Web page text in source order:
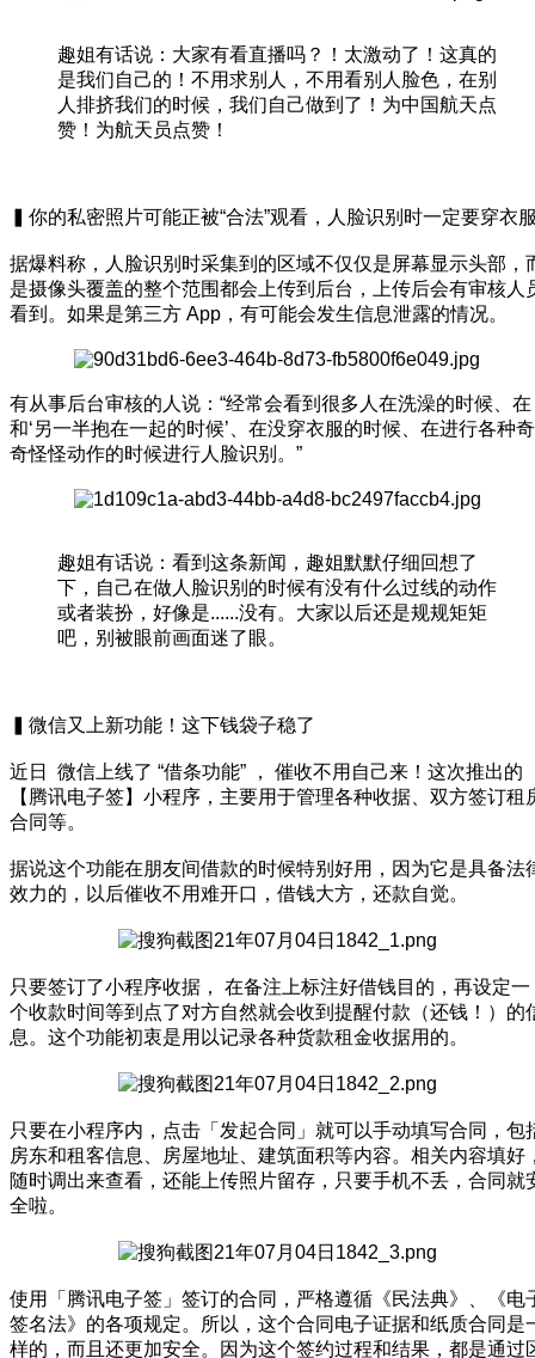
趣姐有话说：大家有看直播吗？！太激动了！这真的
是我们自己的！不用求别人，不用看别人脸色，在别
人排挤我们的时候，我们自己做到了！为中国航天点
赞！为航天员点赞！
▍你的私密照片可能正被“合法”观看，人脸识别时一定要穿衣
据爆料称，人脸识别时采集到的区域不仅仅是屏幕显示头部，
是摄像头覆盖的整个范围都会上传到后台，上传后会有审核人
看到。如果是第三方 App，有可能会发生信息泄露的情况。
有从事后台审核的人说：“经常会看到很多人在洗澡的时候、在
和‘另一半抱在一起的时候’、在没穿衣服的时候、在进行各种奇
奇怪怪动作的时候进行人脸识别。”
趣姐有话说：看到这条新闻，趣姐默默仔细回想了
下，自己在做人脸识别的时候有没有什么过线的动作
或者装扮，好像是......没有。大家以后还是规规矩矩
吧，别被眼前画面迷了眼。
▍微信又上新功能！这下钱袋子稳了
近日 微信上线了 “借条功能” ， 催收不用自己来！这次推出的
【腾讯电子签】小程序，主要用于管理各种收据、双方签订租
合同等。
据说这个功能在朋友间借款的时候特别好用，因为它是具备法
效力的，以后催收不用难开口，借钱大方，还款自觉。
只要签订了小程序收据， 在备注上标注好借钱目的，再设定一
个收款时间等到点了对方自然就会收到提醒付款（还钱！）的
息。这个功能初衷是用以记录各种货款租金收据用的。
只要在小程序内，点击「发起合同」就可以手动填写合同，包
房东和租客信息、房屋地址、建筑面积等内容。相关内容填好
随时调出来查看，还能上传照片留存，只要手机不丢，合同就
全啦。
使用「腾讯电子签」签订的合同，严格遵循《民法典》、《电
签名法》的各项规定。所以，这个合同电子证据和纸质合同是
样的，而且还更加安全。因为这个签约过程和结果，都是通过